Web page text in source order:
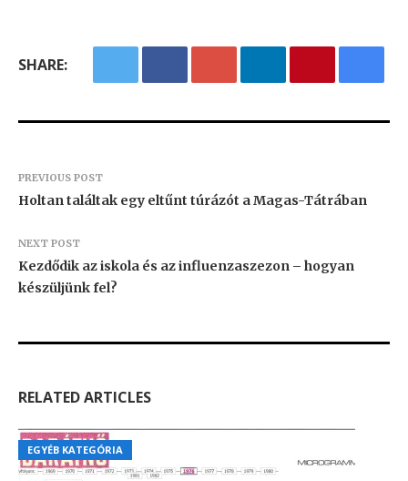
SHARE:
PREVIOUS POST
Holtan találtak egy eltűnt túrázót a Magas-Tátrában
NEXT POST
Kezdődik az iskola és az influenzaszezon – hogyan
készüljünk fel?
RELATED ARTICLES
EGYÉB KATEGÓRIA